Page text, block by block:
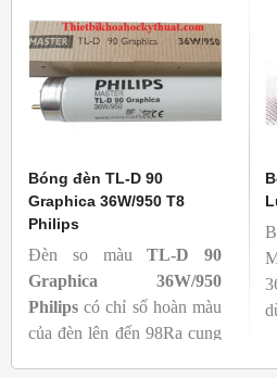
thông cao
- Tạo ra từ màu trắng ấm
đến ánh sáng ban ngày mát
mẻ
Bóng đèn TL-D 90
Graphica 36W/950 T8
Philips
Đèn so màu TL-D 90
Graphica 36W/950
Philips có chỉ số hoàn màu
của đèn lên đến 98Ra cung